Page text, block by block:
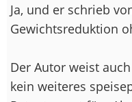
Ja, und er schrieb
Gewichtsreduktion
Der Autor weist
kein weiteres